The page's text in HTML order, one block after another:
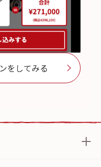
をしてみる